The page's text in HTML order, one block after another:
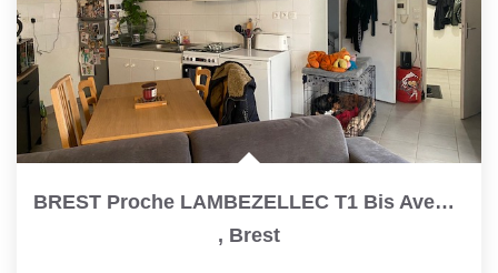
BREST Proche LAMBEZELLEC T1 Bis Avec Cour Privative
, Brest